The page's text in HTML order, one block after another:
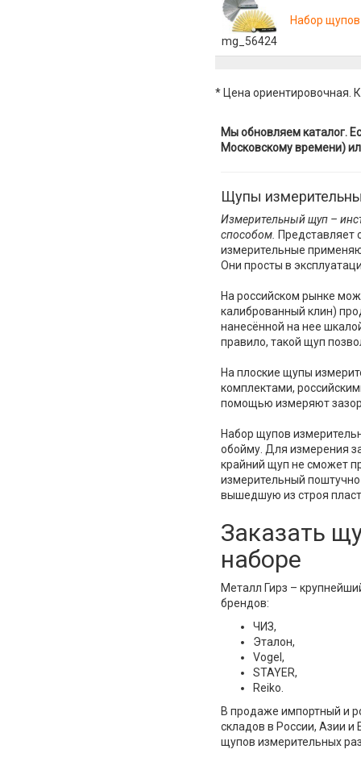
mg_56424
Набор
* Цена ориентировочная.
Мы обновляем каталог.
Московскому времени)
Щупы
Измерительный щуп –
способом. Представляет
измерительные
Они просты в
На российском рынке
калиброванный клин)
нанесённой на нее
правило, такой щуп
На плоские щупы
комплектами,
помощью измеряют
Набор щупов
обойму. Для измерения
крайний щуп не сможет
измерительный
вышедшую из строя
Заказать
наборе
Металл Гирз –
брендов:
ЧИЗ,
Эталон,
Vogel,
STAYER,
Reiko.
В продаже импортный и
складов в России, Азии
щупов измерительных